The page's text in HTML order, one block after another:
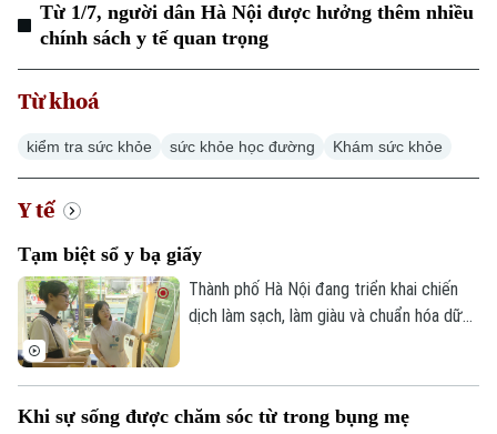
Từ 1/7, người dân Hà Nội được hưởng thêm nhiều
chính sách y tế quan trọng
Từ khoá
kiểm tra sức khỏe sức khỏe học đường Khám sức khỏe
Y tế
Tạm biệt sổ y bạ giấy
Thành phố Hà Nội đang triển khai chiến
dịch làm sạch, làm giàu và chuẩn hóa dữ
ngày 15 tháng 10 năm 2026, mỗi người
Khi sự sống được chăm sóc từ trong bụng mẹ